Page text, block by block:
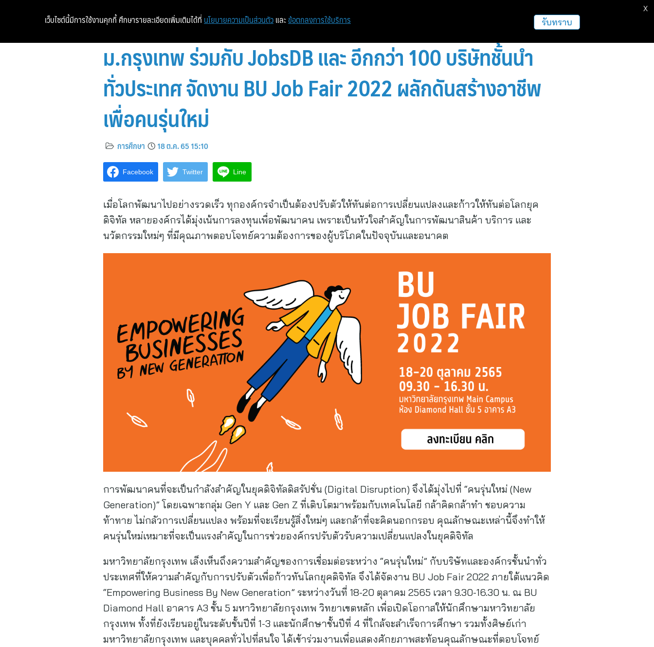
หน้าแรก ท่องเที่ยว ฝากข่าวประชาสัมพันธ์
ม.กรุงเทพ ร่วมกับ JobsDB และ อีกกว่า 100 บริษัทชั้นนำ
ทั่วประเทศ จัดงาน BU Job Fair 2022 ผลักดันสร้างอาชีพ
เพื่อคนรุ่นใหม่
การศึกษา 18 ต.ค. 65 15:10
Facebook Twitter Line
เมื่อโลกพัฒนาไปอย่างรวดเร็ว ทุกองค์กรจำเป็นต้องปรับตัวให้ทันต่อการเปลี่ยนแปลงและก้าวให้ทันต่อโลกยุค
ดิจิทัล หลายองค์กรได้มุ่งเน้นการลงทุนเพื่อพัฒนาคน เพราะเป็นหัวใจสำคัญในการพัฒนาสินค้า บริการ และ
นวัตกรรมใหม่ๆ ที่มีคุณภาพตอบโจทย์ความต้องการของผู้บริโภคในปัจจุบันและอนาคต
การพัฒนาคนที่จะเป็นกำลังสำคัญในยุคดิจิทัลดิสรัปชั่น (Digital Disruption) จึงได้มุ่งไปที่ “คนรุ่นใหม่ (New
Generation)” โดยเฉพาะกลุ่ม Gen Y และ Gen Z ที่เติบโตมาพร้อมกับเทคโนโลยี กล้าคิดกล้าทำ ชอบความ
ท้าทาย ไม่กลัวการเปลี่ยนแปลง พร้อมที่จะเรียนรู้สิ่งใหม่ๆ และกล้าที่จะคิดนอกกรอบ คุณลักษณะเหล่านี้จึงทำให้
คนรุ่นใหม่เหมาะที่จะเป็นแรงสำคัญในการช่วยองค์กรปรับตัวรับความเปลี่ยนแปลงในยุคดิจิทัล
มหาวิทยาลัยกรุงเทพ เล็งเห็นถึงความสำคัญของการเชื่อมต่อระหว่าง “คนรุ่นใหม่” กับบริษัทและองค์กรชั้นนำทั่ว
ประเทศที่ให้ความสำคัญกับการปรับตัวเพื่อก้าวทันโลกยุคดิจิทัล จึงได้จัดงาน BU Job Fair 2022 ภายใต้แนวคิด
“Empowering Business By New Generation” ระหว่างวันที่ 18-20 ตุลาคม 2565 เวลา 9.30-16.30 น. ณ BU
Diamond Hall อาคาร A3 ชั้น 5 มหาวิทยาลัยกรุงเทพ วิทยาเขตหลัก เพื่อเปิดโอกาสให้นักศึกษามหาวิทยาลัย
กรุงเทพ ทั้งที่ยังเรียนอยู่ในระดับชั้นปีที่ 1-3 และนักศึกษาชั้นปีที่ 4 ที่ใกล้จะสำเร็จการศึกษา รวมทั้งศิษย์เก่า
มหาวิทยาลัยกรุงเทพ และบุคคลทั่วไปที่สนใจ ได้เข้าร่วมงานเพื่อแสดงศักยภาพสะท้อนคุณลักษณะที่ตอบโจทย์
เว็บไซต์นี้มีการใช้งานคุกกี้ ศึกษารายละเอียดเพิ่มเติมได้ที่ นโยบายความเป็นส่วนตัว และ ข้อตกลงการใช้บริการ รับทราบ
X